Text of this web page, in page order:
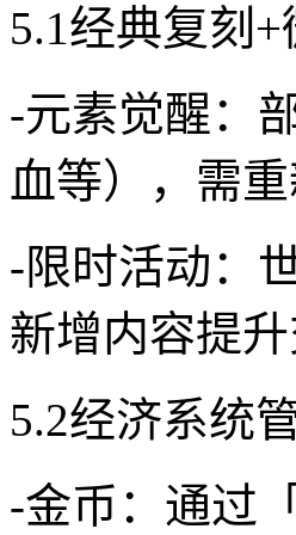
5.1经典复刻
-元素觉醒：
血等），需
-限时活动：
新增内容提
5.2经济系统
-金币：通过